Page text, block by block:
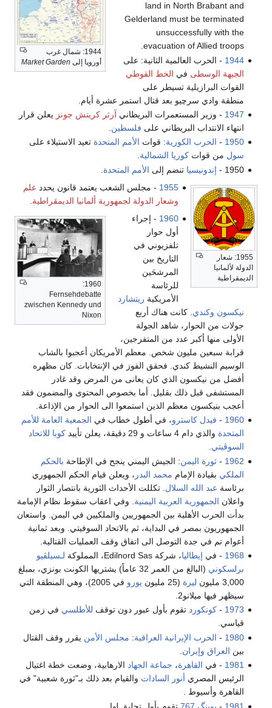
1944: شمال غرب
أوروپا إلى Market Garden
land in North Brabant and
Gelderland must be terminated
unsuccessfully with the
evacuation of Allied troops.
1944 - الحرب العالمية الثانية: على
الجبهة الوسطى في الخط القوطي
القوات البرازيلية تسيطر على
منطقة وادي سرچيو بعد قتال استمر عشرة أيام.
1947 - وزير المستعمرات البريطاني آرثر كريتش جونز يعلن قرار
انتهاء الانتداب البريطاني على فلسطين
1950
- الحرب الكورية: قوات الأمم المتحدة تعيد الاستيلاء على
سول من قواتكوريا الشمالية.
1950 -
إندونيسيا تنضم إلى الأمم المتحدة
1955: شعار
الدولة لألمانيا
الديمقراطية
1955 - مجلس الشعب يعتمد قانون يحدد علم
وشعار الدولة لجمهورية ألمانيا الديمقراطية
1960:
Fernsehdebatte
zwischen Kennedy und
Nixon
1960 - إجراء
أول حوار
تلفزيوني في
التاريخ بين
المرشحَين
للرئاسة
الأمريكية ريتشارد
نيكسون وكندي . كانت هناك أربع
جولات من الحوار، شاهد الجولة
الأولى منها أكبر عدد من المتفرجين،
قرابة سبعين مليون شخص. معظم الأمريكان أعجبوا بالشاب
الوسيم النشيط كندي. فحقق الفوز في الإنتخابات. كان مظهره
أفضل من نيكسون الذي كان يعانى من المرض وقد غادر
المستشفى قبل ذلك بقليل. أما بخصوص المحتوى والمضمون فقد
أعجب بنيكسون معظم الذين استمعوا الى الحوار من الإذاعة.
1960
- فيدل كاسترو، في أطول خطاب في الجمعية العامة للأمم
المتحدة والذي دام 4 ساعات و 29 دقيقة، يعلن تأييد كوبا للاتحاد
السوڤيتي
1962
-ثورة اليمن: الجيش اليمني ينجح في الإطاحة بالحكم
الملكي بقيادة الإمام محمد البدر ، ويعلن قيام الحكم الجمهوري
برئاسة عبد الله السلال . تكللت الأحداث الثورية بانتصار الثوار
واعلان الجمهورية العربية اليمنية . وفي اعقاب سقوط نظام الإمامة
بدأت الحرب الأهلية بين الجمهوريين والملكيين في اليمن. واستعان
الجمهوريون بمصر في البداية، ثم بالاتحاد السوفيتي. وبعد ثمانية
أعوام تم في جدة التوصل الى اتفاق وقف العمليات القتالية.
1968 - في إيطاليا، شركة Edilnord Sas، المملوكة
لـسيلڤيو
برلسكوني
(البالغ من العمر 32 عاماً) يشتريها الكونت بونزي، بمبلغ
3,000 مليون
ليرة (25 مليون يورو
في 2005)، وهي المنطقة التي
سيظهر فيها ميلانو2.
1973
-كونكورد تقوم بأول عبور دون توقف للأطلسي في زمن
قياسي.
1980
- الحرب الإيرانية العراقية: مجلس الأمن يقرر وقف القتال
بين العراق وإيران
1981 - في القاهرة، جماعة الجهاد الارهابية، وضعت خطة اغتيال
الرئيس المصري أنور السادات والقيام بعد ذلك بـ"ثورة شعبية" في
القاهرة وأسيوط .
1981
- بوينگ 767
تقوم بأول تحليق لها.